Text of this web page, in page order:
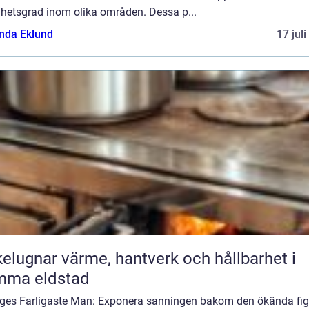
inom olika områden. Dessa p...
Eklund
17 juli
hantverk och hållbarhet i
eldstad
Farligaste Man: Exponera sanningen bakom den ökända